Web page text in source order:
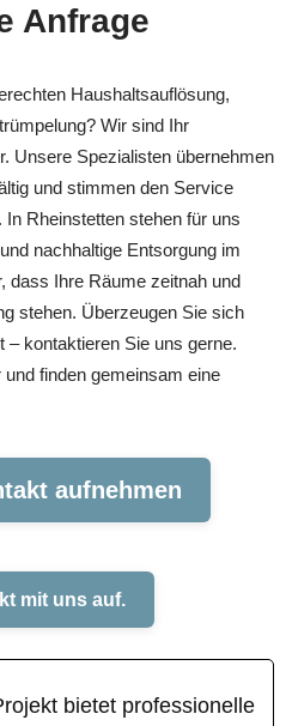
Anfrage
Haushaltsauflösung,
Wir sind Ihr
Unsere Spezialisten übernehmen
und stimmen den Service
Rheinstetten stehen für uns
nachhaltige Entsorgung im
dass Ihre Räume zeitnah und
stehen. Überzeugen Sie sich
– kontaktieren Sie uns gerne.
finden gemeinsam eine
aufnehmen
mit uns auf.
bietet professionelle